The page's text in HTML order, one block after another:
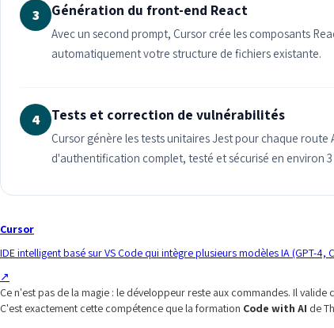
3 Génération du front-end React
Avec un second prompt, Cursor crée les composants
automatiquement votre structure de fichiers existante.
4 Tests et correction de vulnérabilités
Cursor génère les tests unitaires Jest pour chaque
d'authentification complet, testé et sécurisé en environ
Cursor
IDE intelligent basé sur VS Code qui intègre plusieurs modèles IA
↗
Ce n'est pas de la magie : le développeur reste aux commandes. Il
C'est exactement cette compétence que la formation Code with AI de